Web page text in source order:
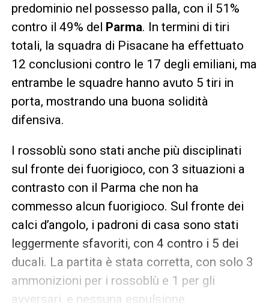
predominio nel possesso palla, con il 51%
contro il 49% del Parma. In termini di tiri
totali, la squadra di Pisacane ha effettuato
12 conclusioni contro le 17 degli emiliani, ma
entrambe le squadre hanno avuto 5 tiri in
porta, mostrando una buona solidità
difensiva.
I rossoblù sono stati anche più disciplinati
sul fronte dei fuorigioco, con 3 situazioni a
contrasto con il Parma che non ha
commesso alcun fuorigioco. Sul fronte dei
calci d’angolo, i padroni di casa sono stati
leggermente sfavoriti, con 4 contro i 5 dei
ducali. La partita è stata corretta, con solo 3
ammonizioni per i rossoblù e 1 per gli
avversari, e nessuna espulsione.